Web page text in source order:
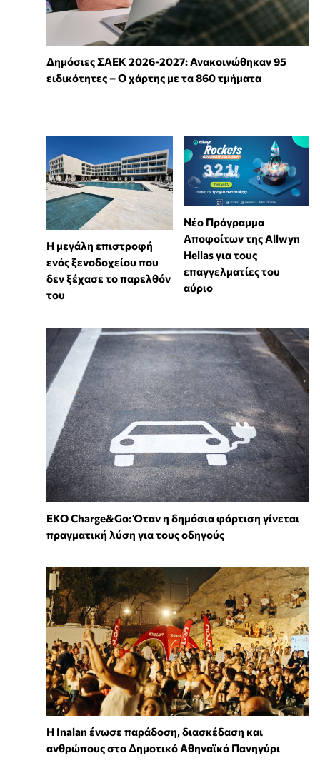
Δημόσιες ΣΑΕΚ 2026-2027: Ανακοινώθηκαν 95
ειδικότητες – Ο χάρτης με τα 860 τμήματα
Η μεγάλη επιστροφή
ενός ξενοδοχείου που
δεν ξέχασε το παρελθόν
του
Νέο Πρόγραμμα
Αποφοίτων της Allwyn
Hellas για τους
επαγγελματίες του
αύριο
EKO Charge&Go: Όταν η δημόσια φόρτιση γίνεται
πραγματική λύση για τους οδηγούς
Η Inalan ένωσε παράδοση, διασκέδαση και
ανθρώπους στο Δημοτικό Αθηναϊκό Πανηγύρι